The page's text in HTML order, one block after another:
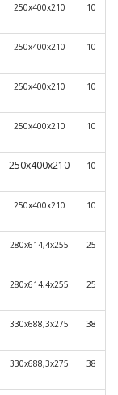
250х400х210 10
250х400х210 10
250х400х210 10
250х400х210 10
250х400х210 10
250х400х210 10
280х614,4х255 25
280х614,4х255 25
330х688,3х275 38
330х688,3х275 38